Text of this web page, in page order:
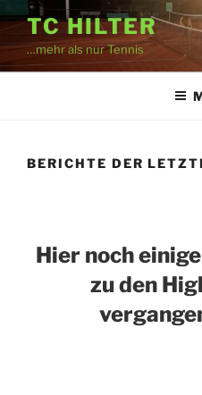
Inhalt
springen
TC HILTER
…mehr als nur Tennis
BERICHTE DER
Hier noch
zu den